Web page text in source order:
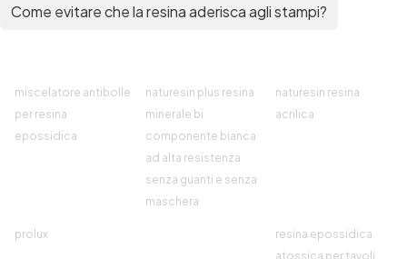
Come evitare che la resina aderisca agli stampi?
miscelatore antibolle
per resina
epossidica
naturesin plus resina
minerale bi
componente bianca
ad alta resistenza
senza guanti e senza
maschera
naturesin resina
acrilica
prolux
resina epossidica
atossica per tavoli